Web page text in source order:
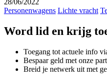
28/06/2022
Personenwagens Lichte vracht
Word lid en krijg
Toegang tot actuele info
Bespaar geld met onze
Breid je netwerk uit met